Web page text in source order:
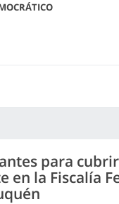
para
en la Fiscalía